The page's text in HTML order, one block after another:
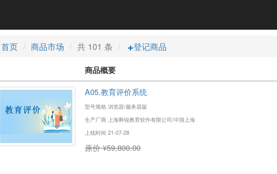
首页 商品市场 共 101 条 登记商品
商品概要
A05.教育评价系统
型号规格 浏览器/服务器版
生产厂商 上海释锐教育软件有限公司/中国上海
上线时间 21-07-28
原价 ¥59,800.00